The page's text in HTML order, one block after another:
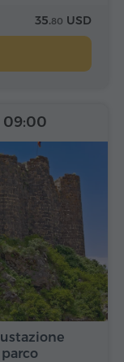
35.80 USD
09:00